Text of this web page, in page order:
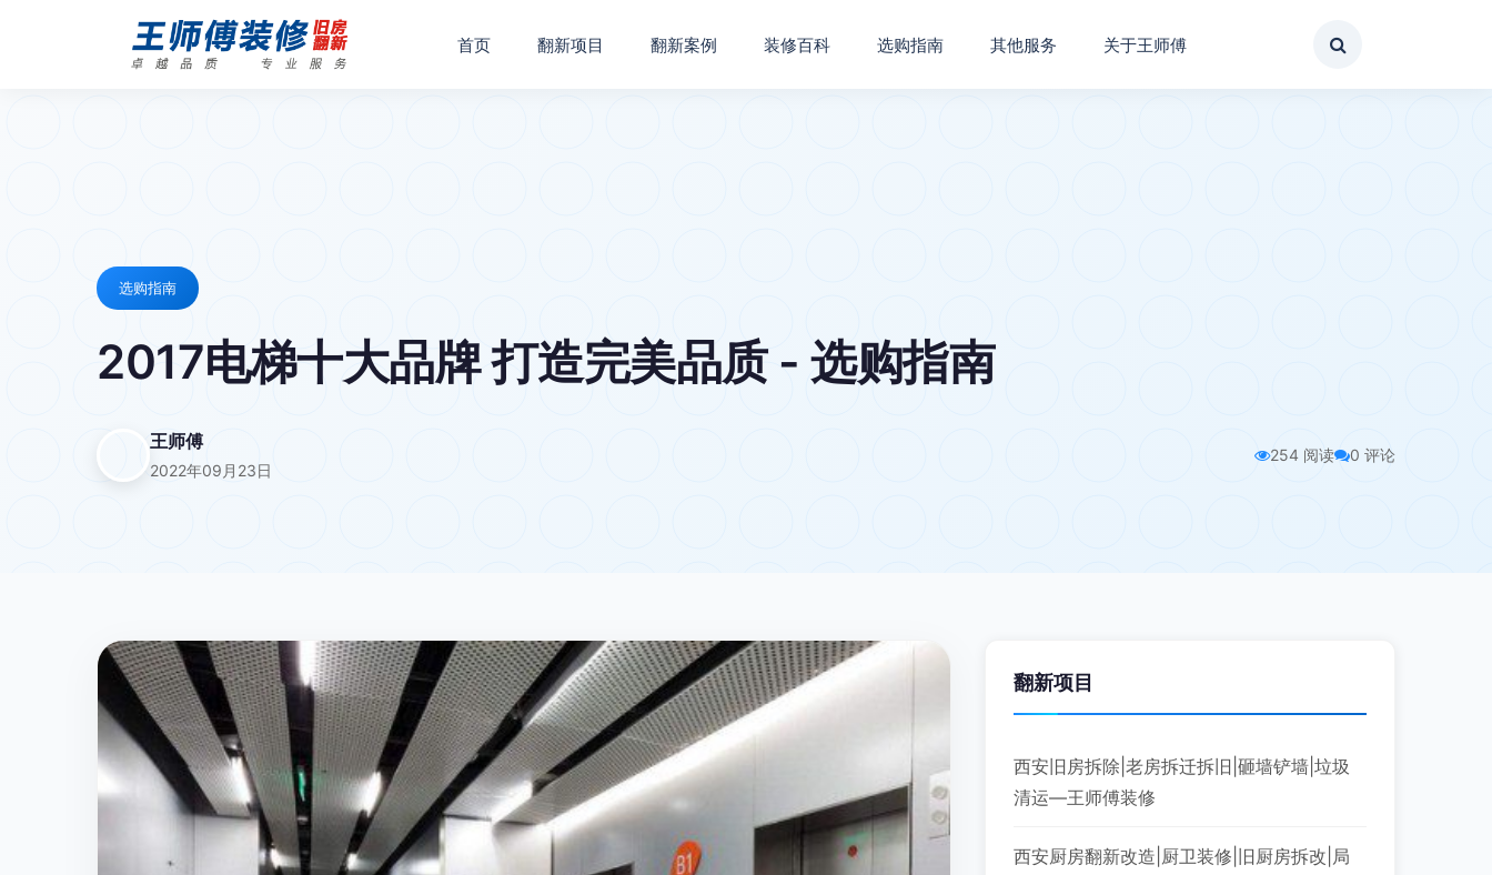
首页 翻新项目 翻新案例 装修百科 选购指南 其他服务 关于王师傅
选购指南
2017电梯十大品牌 打造完美品质 - 选购指南
王师傅
2022年09月23日
254 阅读 0 评论
翻新项目
西安旧房拆除|老房拆迁拆旧|砸墙铲墙|垃圾
清运—王师傅装修
西安厨房翻新改造|厨卫装修|旧厨房拆改|局